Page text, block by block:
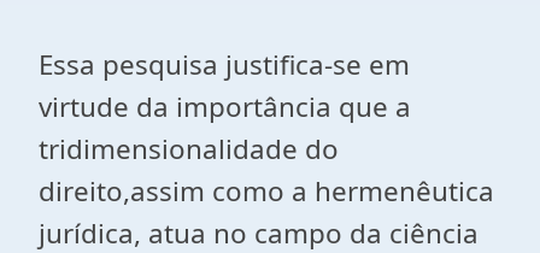
Essa pesquisa justifica-se em
virtude da importância que a
tridimensionalidade do
direito,assim como a hermenêutica
jurídica, atua no campo da ciência